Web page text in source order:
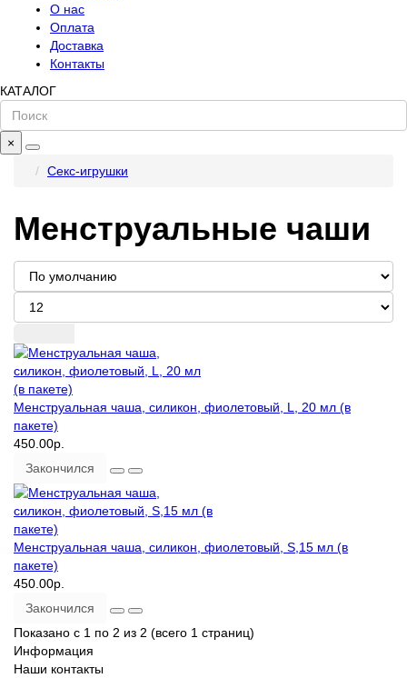
О нас
Оплата
Доставка
Контакты
КАТАЛОГ
×
Секс-игрушки
Менструальные чаши
Менструальная чаша, силикон, фиолетовый, L, 20 мл (в
пакете)
450.00р.
Закончился
Менструальная чаша, силикон, фиолетовый, S,15 мл (в
пакете)
450.00р.
Закончился
Показано с 1 по 2 из 2 (всего 1 страниц)
Информация
Наши контакты